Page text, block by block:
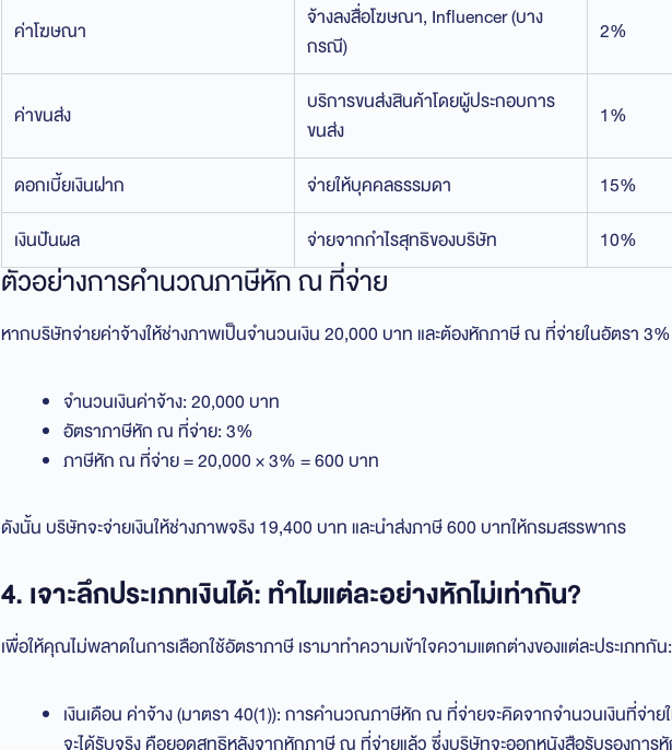
ค่าโฆษณา
จ้างลงสื่อโฆษณา, Influencer (บาง
กรณี)
2%
ค่าขนส่ง
บริการขนส่งสินค้าโดยผู้ประกอบการ
ขนส่ง
1%
ดอกเบี้ยเงินฝาก จ่ายให้บุคคลธรรมดา
15%
เงินปันผล
จ่ายจากกำไรสุทธิของบริษัท 10%
ตัวอย่างการคำนวณภาษีหัก ณ ที่จ่าย
หากบริษัทจ่ายค่าจ้างให้ช่างภาพเป็นจำนวนเงิน 20,000 บาท และต้องหักภาษี ณ ที่จ่ายในอัตรา
จำนวนเงินค่าจ้าง: 20,000 บาท
อัตราภาษีหัก ณ ที่จ่าย: 3%
ภาษีหัก ณ ที่จ่าย = 20,000 × 3% = 600 บาท
ดังนั้น บริษัทจะจ่ายเงินให้ช่างภาพจริง 19,400 บาท และนำส่งภาษี 600 บาทให้กรมสรรพากร
4. เจาะลึกประเภทเงินได้: ทำไมแต่ละอย่างหักไม่เท่ากัน?
เพื่อให้คุณไม่พลาดในการเลือกใช้อัตราภาษี เรามาทำความเข้าใจความแตกต่างของแต่ละประเภทกัน:
เงินเดือน ค่าจ้าง (มาตรา 40(1)): การคำนวณภาษีหัก ณ ที่จ่ายจะคิดจากจำนวนเงินที่จ่า
จะได้รับจริง คือยอดสุทธิหลังจากหักภาษี ณ ที่จ่ายแล้ว ซึ่งบริษัทจะออกหนังสือรับรองการ